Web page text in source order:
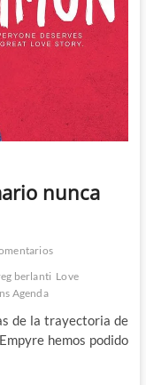
nunca
berlanti Love
Agenda
de la trayectoria de
hemos podido